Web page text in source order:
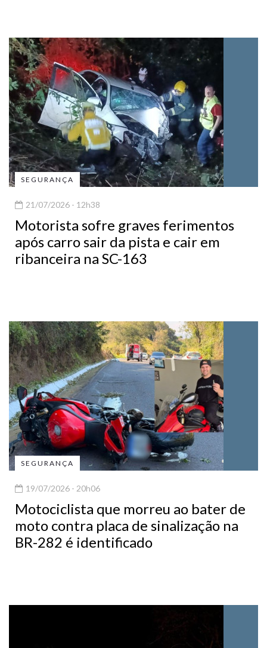
SEGURANÇA
21/07/2026 - 12h38
Motorista sofre graves ferimentos
após carro sair da pista e cair em
ribanceira na SC-163
SEGURANÇA
19/07/2026 - 20h06
Motociclista que morreu ao bater de
moto contra placa de sinalização na
BR-282 é identificado